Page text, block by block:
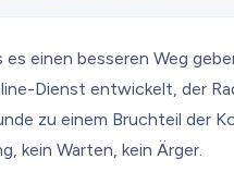
einen besseren Weg
Dienst entwickelt, der
zu einem Bruchteil der
kein Warten, kein Ärger.